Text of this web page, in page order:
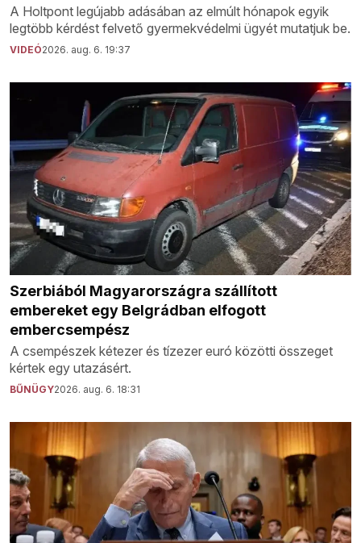
A Holtpont legújabb adásában az elmúlt hónapok egyik
legtöbb kérdést felvető gyermekvédelmi ügyét mutatjuk be.
VIDEÓ2026. aug. 6. 19:37
Szerbiából Magyarországra szállított
embereket egy Belgrádban elfogott
embercsempész
A csempészek kétezer és tízezer euró közötti összeget
kértek egy utazásért.
BŰNÜGY2026. aug. 6. 18:31